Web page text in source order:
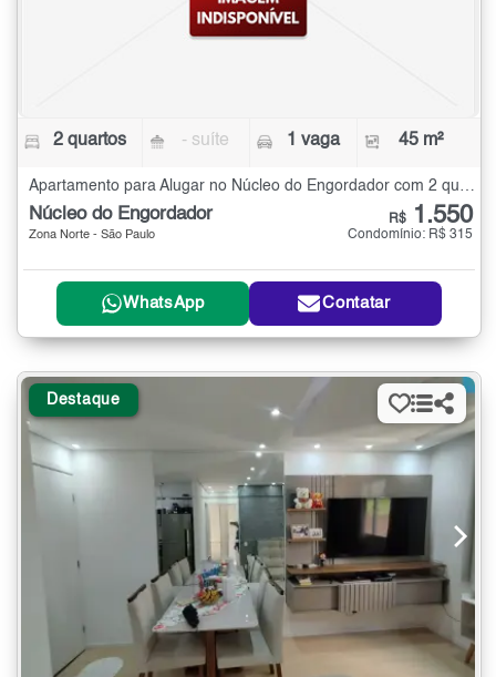
2 quartos - suíte 1 vaga 45 m²
Núcleo do Engordador
Zona Norte - São Paulo
R$ 1.550
Condomínio: R$ 315
WhatsApp Contatar
Destaque